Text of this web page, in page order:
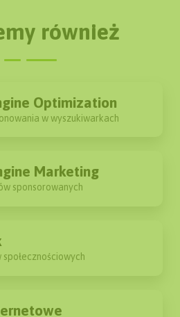
pozycji
raporty
ZAPYTAJ
również
Optimization
w wyszukiwarkach
Marketing
sponsorowanych